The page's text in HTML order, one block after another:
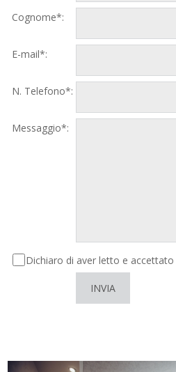
Cognome*:
E-mail*:
N. Telefono*:
Messaggio*:
Dichiaro di aver letto e accettato